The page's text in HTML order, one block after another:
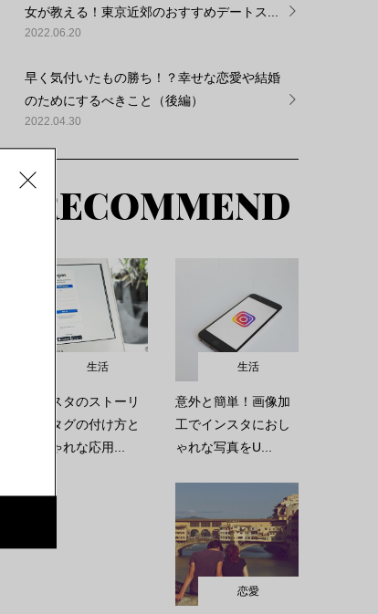
女が教える！東京近郊のおすすめデートス...
2022.06.20
早く気付いたもの勝ち！？幸せな恋愛や結婚
のためにするべきこと（後編）
2022.04.30
RECOMMEND
生活
インスタのストーリ
ーのタグの付け方と
おしゃれな応用...
生活
意外と簡単！画像加
工でインスタにおし
ゃれな写真をU...
恋愛